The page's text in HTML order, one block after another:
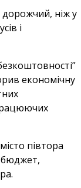
дорожчий, ніж у
і
економічну
півтора
бюджет,